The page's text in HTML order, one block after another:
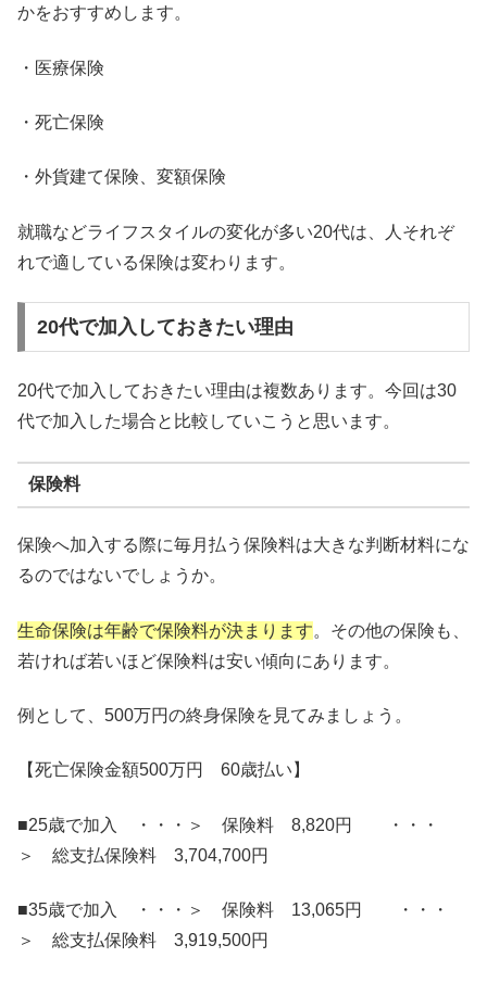
かをおすすめします。
・医療保険
・死亡保険
・外貨建て保険、変額保険
就職などライフスタイルの変化が多い20代は、人それぞ
れで適している保険は変わります。
20代で加入しておきたい理由
20代で加入しておきたい理由は複数あります。今回は30
代で加入した場合と比較していこうと思います。
保険料
保険へ加入する際に毎月払う保険料は大きな判断材料にな
るのではないでしょうか。
生命保険は年齢で保険料が決まります。その他の保険も、
若ければ若いほど保険料は安い傾向にあります。
例として、500万円の終身保険を見てみましょう。
【死亡保険金額500万円 60歳払い】
■25歳で加入 ・・・＞ 保険料 8,820円 ・・・
＞ 総支払保険料 3,704,700円
■35歳で加入 ・・・＞ 保険料 13,065円 ・・・
＞ 総支払保険料 3,919,500円